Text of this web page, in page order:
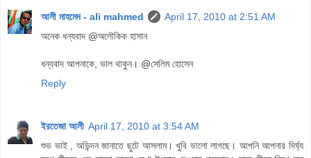
আলী মাহমেদ - ali mahmed
April 17, 2010 at 2:51 AM
অনেক ধন্যবাদ @অলৌকিক হাসান
ধন্যবাদ আপনাকে, ভাল থাকুন। @সেলিম হোসেন
Reply
ইরতেজা আলী April 17, 2010 at 3:54 AM
শুভ ভাই , অভিন্দন জানাতে ছুটে আসলাম। খুবি ভালো লাগছে। আপনি আপনার দির্ঘ্য